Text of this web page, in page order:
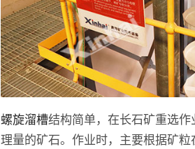
螺旋溜槽结构简单，在长石矿重选
理量的矿石。作业时，主要根据矿